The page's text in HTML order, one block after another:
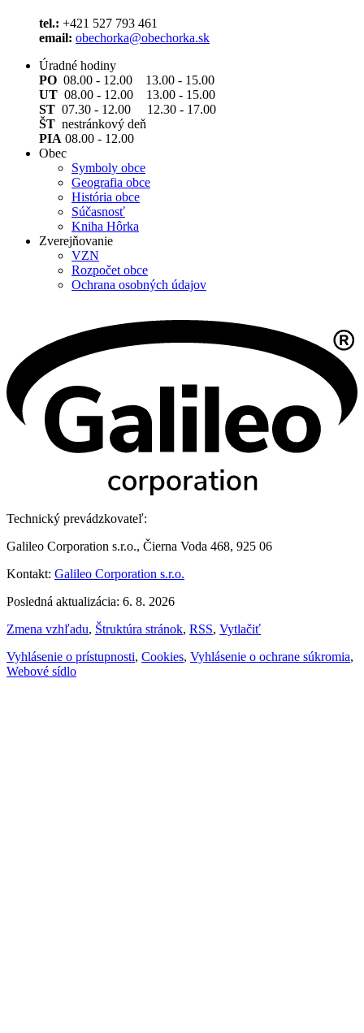
tel.: +421 527 793 461
email: obechorka@obechorka.sk
Úradné hodiny
PO 08.00 - 12.00 13.00 - 15.00
UT 08.00 - 12.00 13.00 - 15.00
ST 07.30 - 12.00 12.30 - 17.00
ŠT nestránkový deň
PIA 08.00 - 12.00
Obec
Symboly obce
Geografia obce
História obce
Súčasnosť
Kniha Hôrka
Zverejňovanie
VZN
Rozpočet obce
Ochrana osobných údajov
Technický prevádzkovateľ:
Galileo Corporation s.r.o., Čierna Voda 468, 925 06
Kontakt: Galileo Corporation s.r.o.
Posledná aktualizácia: 6. 8. 2026
Zmena vzhľadu, Štruktúra stránok, RSS, Vytlačiť
Vyhlásenie o prístupnosti, Cookies, Vyhlásenie o ochrane súkromia,
Webové sídlo